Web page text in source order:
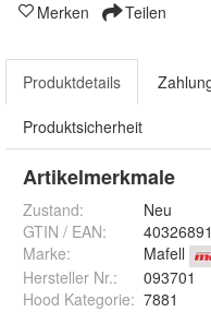
Merken Teilen
Produktdetails
Produktsicherheit
Artikelmerkmale
Zustand:
Neu
GTIN / EAN:
Marke:
Mafell
Hersteller Nr.:
093701
Hood Kategorie: 7881